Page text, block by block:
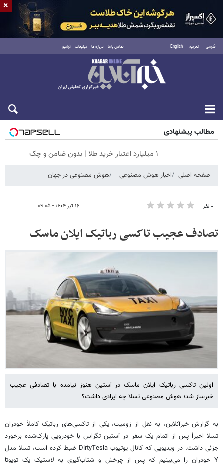
فارسی العربية English تماس با ما درباره ما تبلیغات آرشیو
جمعه ۱۶ مرداد ۱۴۰۵
مطالب پیشنهادی
۱ میلیارد اعتبار خرید طلا | بدون ضامن و چک
صفحه اصلی اخبار هوش مصنوعی هوش مصنوعی در جهان
۰ نفر ۱۶ تیر ۱۴۰۴ - ۰۹:۰۵
تصادف عجیب تاکسی رباتیک ایلان ماسک
اولین تاکسی رباتیک ایلان ماسک در آستین هنوز نیامده با تصادفی عجیب
خبرساز شد؛ هوش مصنوعی تسلا چه ایرادی داشت؟
به گزارش خبرآنلاین، به نقل از زومیت، یکی از تاکسی‌های رباتیک کاملاً خودران
تسلا اخیراً پس از اتمام یک سفر در آستین تگزاس با خودرویی پارک‌شده برخورد
جزئی داشت. در ویدیویی که کانال یوتیوب DirtyTesla ضبط کرده است، تسلا مدل
Y خودران را می‌بینیم که پس از چرخش و شتاب‌گیری به لاستیک یک تویوتا
×